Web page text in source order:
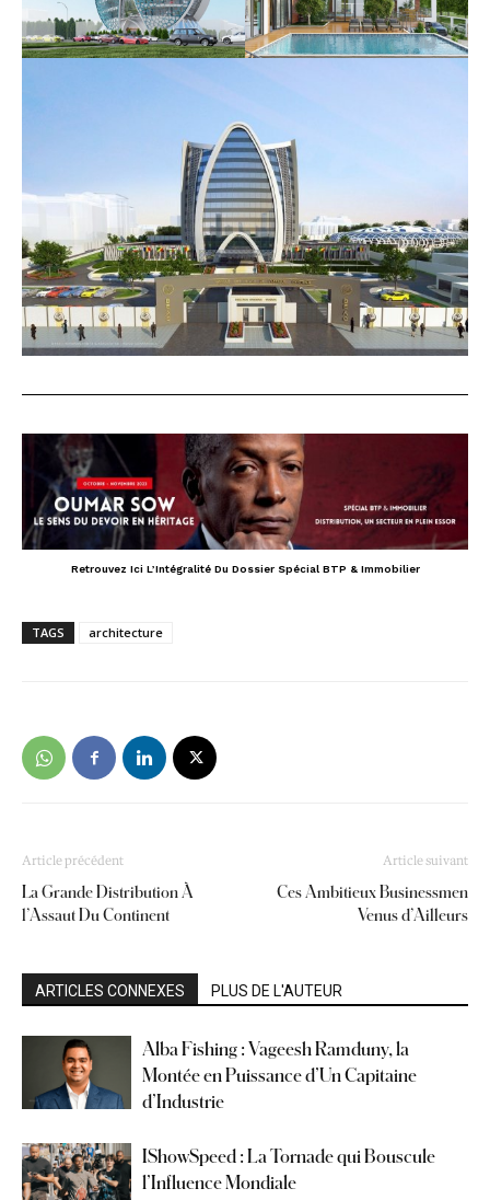
Retrouvez Ici L’Intégralité Du Dossier Spécial BTP & Immobilier
TAGS architecture
Article précédent
La Grande Distribution À
l’Assaut Du Continent
Article suivant
Ces Ambitieux Businessmen
Venus d’Ailleurs
ARTICLES CONNEXES PLUS DE L'AUTEUR
Alba Fishing : Vageesh Ramduny, la
Montée en Puissance d’Un Capitaine
d’Industrie
IShowSpeed : La Tornade qui Bouscule
l’Influence Mondiale